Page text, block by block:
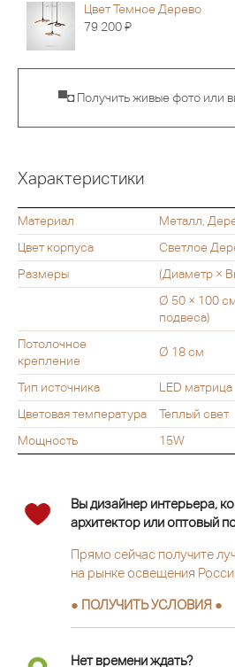
Цвет Темное Дерево
79 200Я
▀◘ Получить живые фото или
Характеристики
Материал
Металл,
Цвет корпуса
Светлое
Размеры
(Диаметр ×
Ø 50 × 100
подвеса)
Потолочное
крепление
Ø 18 см
Тип источника
LED матрица
Цветовая температура
Теплый свет
Мощность
15W
Вы дизайнер интерьера,
архитектор или оптовый
Прямо сейчас получите
на рынке освещения
● ПОЛУЧИТЬ УСЛОВИЯ ●
Нет времени ждать?